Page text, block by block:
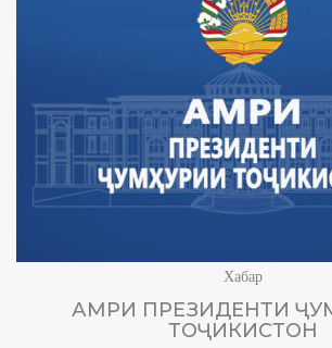
Хабар
АМРИ ПРЕЗИДЕНТИ
ТОҶИКИСТОН